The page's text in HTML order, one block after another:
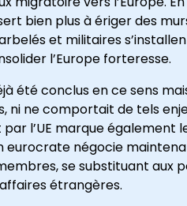
bien plus à ériger des
et militaires
l’Europe forteresse.
été conclus en ce sens
ne comportait de tels
l’UE marque également
eurocrate négocie
se substituant aux
étrangères.